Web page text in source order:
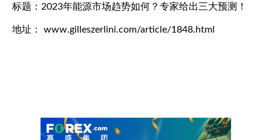
标题：2023年能源市场趋势如何？专家给出三大预测！
地址： www.gilleszerlini.com/article/1848.html